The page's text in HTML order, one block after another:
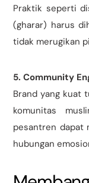
Praktik seperti
(gharar) harus
tidak merugikan
5. Community
Brand yang kuat
komunitas
pesantren dapat
hubungan